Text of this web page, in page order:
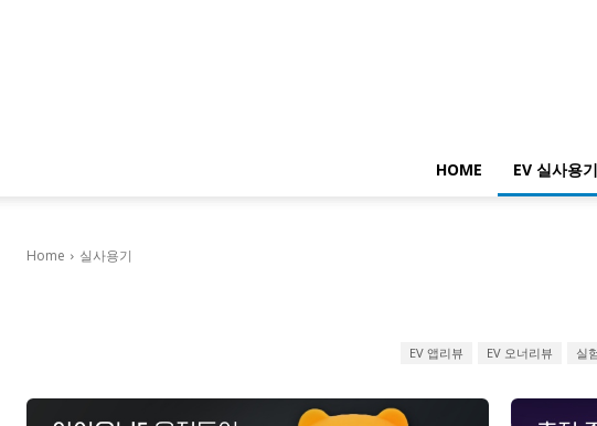
HOME EV 실사용기
Home 실사용기
EV 앱리뷰 EV 오너리뷰 실